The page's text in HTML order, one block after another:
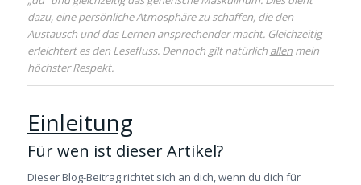
dazu, eine persönliche Atmosphäre zu schaffen, die den
Austausch und das Lernen ansprechender macht. Gleichzeitig
erleichtert es den Lesefluss. Dennoch gilt natürlich allenmein
höchster Respekt.
Einleitung
Für wen ist dieser Artikel?
Dieser Blog-Beitrag richtet sich an dich, wenn du dich für